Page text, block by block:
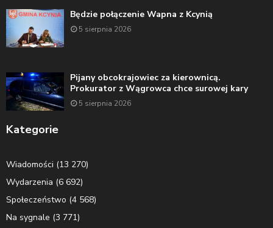
Będzie połączenie Wapna z Kcynią
5 sierpnia 2026
Pijany obcokrajowiec za kierownicą.
Prokurator z Wągrowca chce surowej kary
5 sierpnia 2026
Kategorie
Wiadomości (13 270)
Wydarzenia (6 692)
Społeczeństwo (4 568)
Na sygnale (3 771)